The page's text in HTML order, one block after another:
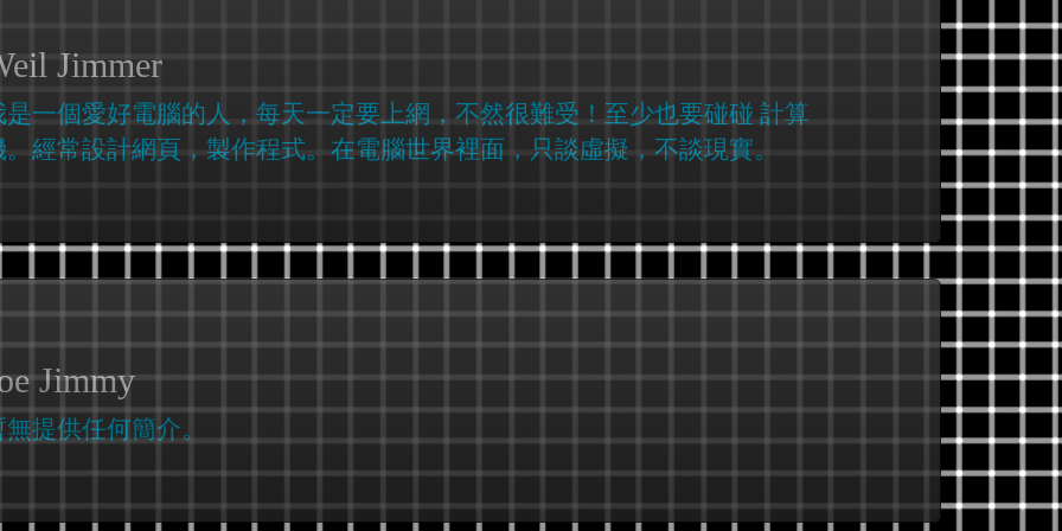
Jimmer
是一個愛好電腦的人，每天一定要上網，不然很難受！至少也要碰碰 計算
。經常設計網頁，製作程式。在電腦世界裡面，只談虛擬，不談現實。
Jimmy
提供任何簡介。